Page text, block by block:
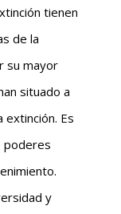
tienen
de la
su mayor
situado a
Es
poderes
y